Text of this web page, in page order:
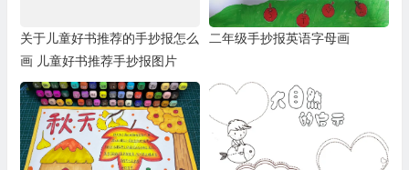
关于儿童好书推荐的手抄报怎么
画 儿童好书推荐手抄报图片
二年级手抄报英语字母画